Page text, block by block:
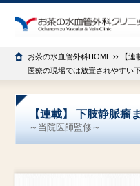
お茶の水血管外科HOME ›› 【
医療の現場では放置されやすい
【連載】 下肢静脈
～当院医師監修～